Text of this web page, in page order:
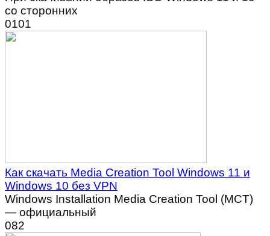
со сторонних
0101
Как скачать Media Creation Tool Windows 11 и
Windows 10 без VPN
Windows Installation Media Creation Tool (MCT)
— официальный
082